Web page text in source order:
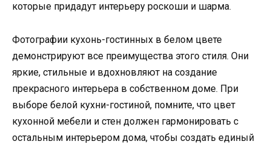
которые придадут интерьеру роскоши и шарма.
Фотографии кухонь-гостинных в белом цвете
демонстрируют все преимущества этого стиля. Они
яркие, стильные и вдохновляют на создание
прекрасного интерьера в собственном доме. При
выборе белой кухни-гостиной, помните, что цвет
кухонной мебели и стен должен гармонировать с
остальным интерьером дома, чтобы создать единый